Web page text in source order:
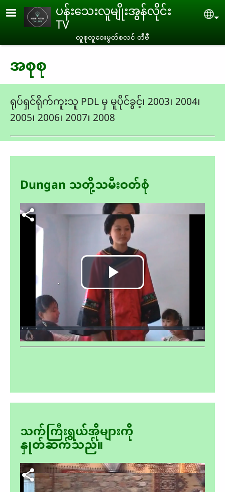
Skip to main contentပန်းသေးလူမျိုးအွန်လိုင်း
TV
လူစုလူဝေးမွတ်စလင် တီဗီ
အစုစု
ရုပ်ရှင်ရိုက်ကူးသူ PDL မှ မူပိုင်ခွင့်၊ 2003၊ 2004၊
2005၊ 2006၊ 2007၊ 2008
Video file
Play
Video
Dungan သတို့သမီးဝတ်စုံ
Video file
သက်ကြီးရွယ်အိုများကို
နှုတ်ဆက်သည်။